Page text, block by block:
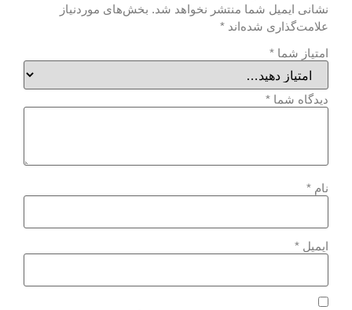
نشانی ایمیل شما منتشر نخواهد شد. بخش‌های موردنیاز
علامت‌گذاری شده‌اند *
امتیاز شما *
دیدگاه شما *
نام *
ایمیل *